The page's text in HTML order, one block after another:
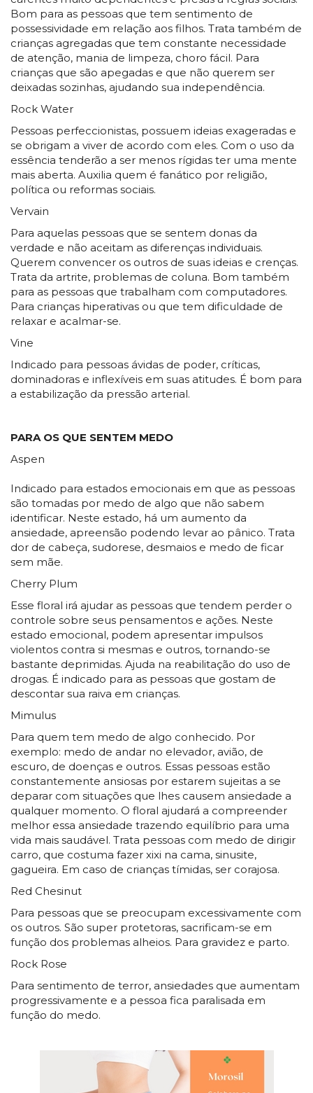
Bom para as pessoas que tem sentimento de
possessividade em relação aos filhos. Trata também de
crianças agregadas que tem constante necessidade
de atenção, mania de limpeza, choro fácil. Para
crianças que são apegadas e que não querem ser
deixadas sozinhas, ajudando sua independência.
Rock Water
Pessoas perfeccionistas, possuem ideias exageradas e
se obrigam a viver de acordo com eles. Com o uso da
essência tenderão a ser menos rígidas ter uma mente
mais aberta. Auxilia quem é fanático por religião,
política ou reformas sociais.
Vervain
Para aquelas pessoas que se sentem donas da
verdade e não aceitam as diferenças individuais.
Querem convencer os outros de suas ideias e crenças.
Trata da artrite, problemas de coluna. Bom também
para as pessoas que trabalham com computadores.
Para crianças hiperativas ou que tem dificuldade de
relaxar e acalmar-se.
Vine
Indicado para pessoas ávidas de poder, críticas,
dominadoras e inflexíveis em suas atitudes. É bom para
a estabilização da pressão arterial.
PARA OS QUE SENTEM MEDO
Aspen
Indicado para estados emocionais em que as pessoas
são tomadas por medo de algo que não sabem
identificar. Neste estado, há um aumento da
ansiedade, apreensão podendo levar ao pânico. Trata
dor de cabeça, sudorese, desmaios e medo de ficar
sem mãe.
Cherry Plum
Esse floral irá ajudar as pessoas que tendem perder o
controle sobre seus pensamentos e ações. Neste
estado emocional, podem apresentar impulsos
violentos contra si mesmas e outros, tornando-se
bastante deprimidas. Ajuda na reabilitação do uso de
drogas. É indicado para as pessoas que gostam de
descontar sua raiva em crianças.
Mimulus
Para quem tem medo de algo conhecido. Por
exemplo: medo de andar no elevador, avião, de
escuro, de doenças e outros. Essas pessoas estão
constantemente ansiosas por estarem sujeitas a se
deparar com situações que lhes causem ansiedade a
qualquer momento. O floral ajudará a compreender
melhor essa ansiedade trazendo equilíbrio para uma
vida mais saudável. Trata pessoas com medo de dirigir
carro, que costuma fazer xixi na cama, sinusite,
gagueira. Em caso de crianças tímidas, ser corajosa.
Red Chesinut
Para pessoas que se preocupam excessivamente com
os outros. São super protetoras, sacrificam-se em
função dos problemas alheios. Para gravidez e parto.
Rock Rose
Para sentimento de terror, ansiedades que aumentam
progressivamente e a pessoa fica paralisada em
função do medo.